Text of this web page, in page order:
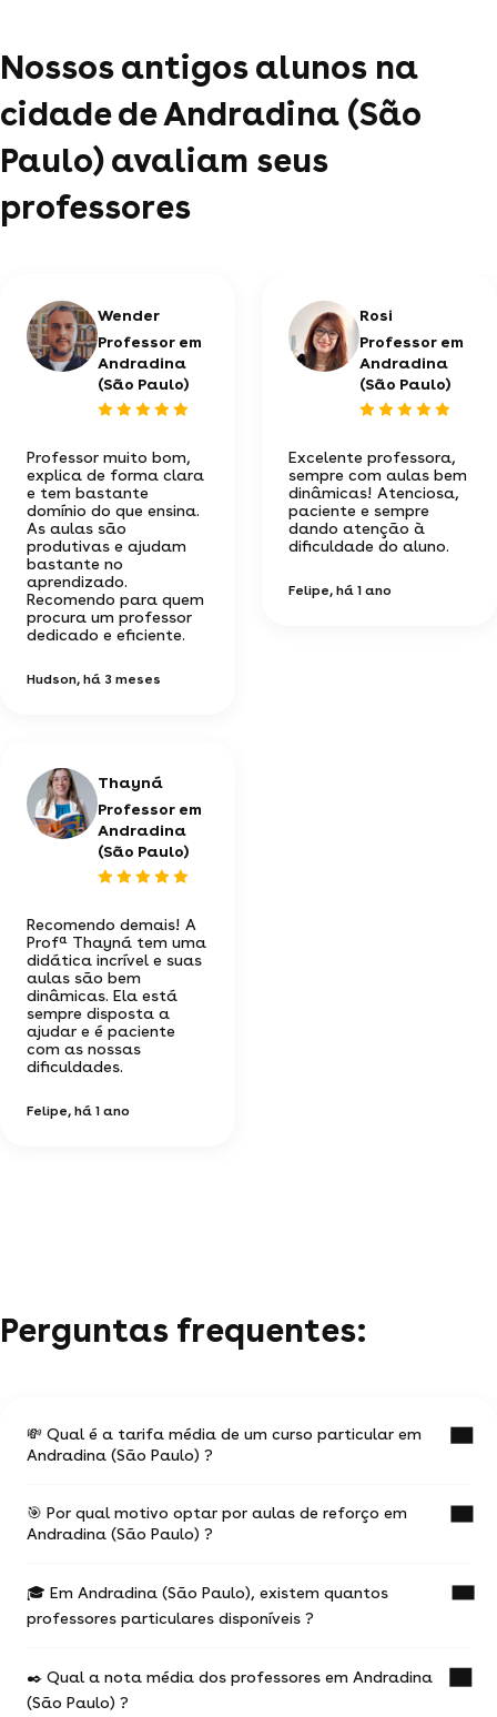
Nossos antigos alunos na
cidade de Andradina (São
Paulo) avaliam seus
professores
Wender
Professor em
Andradina
(São Paulo)
Professor muito bom,
explica de forma clara
e tem bastante
domínio do que ensina.
As aulas são
produtivas e ajudam
bastante no
aprendizado.
Recomendo para quem
procura um professor
dedicado e eficiente.
Hudson, há 3 meses
Thayná
Professor em
Andradina
(São Paulo)
Recomendo demais! A
Profª Thayná tem uma
didática incrível e suas
aulas são bem
dinâmicas. Ela está
sempre disposta a
ajudar e é paciente
com as nossas
dificuldades.
Felipe, há 1 ano
Rosi
Professor em
Andradina
(São Paulo)
Excelente professora,
sempre com aulas bem
dinâmicas! Atenciosa,
paciente e sempre
dando atenção à
dificuldade do aluno.
Felipe, há 1 ano
Perguntas frequentes:
💸 Qual é a tarifa média de um curso particular em
Andradina (São Paulo) ?
O valor médio de uma aula particular
em Andradina (São Paulo) é de R$ 47.
Esses valores podem variar de acordo com
o local do curso (online ou a domicílio) e a
localização geográfica
🎯 Por qual motivo optar por aulas de reforço em
Andradina (São Paulo) ?
Ter aulas com um professor experiente na
temática desejada vai te ajudar a progredir mais
🎓 Em Andradina (São Paulo), existem quantos
professores particulares disponíveis ?
85 profes particulares propõem seus serviços.
✒️ Qual a nota média dos professores em Andradina
(São Paulo) ?